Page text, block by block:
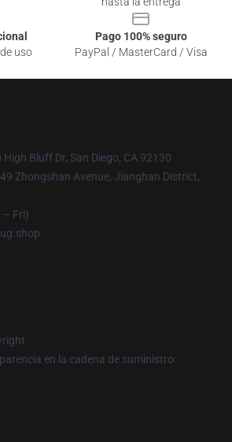
uso
Pago 100% seguro
PayPal / MasterCard / Visa
High Bluff Dr, San Diego, CA 92130
Zhongshan Avenue, Jianghan District,
– Fri)
en la cadena de suministro